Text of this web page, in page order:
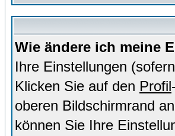
Wie ändere ich meine
Ihre Einstellungen
Klicken Sie auf den Profil
oberen Bildschirmrand
können Sie Ihre